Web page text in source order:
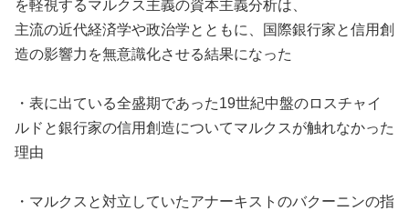
を軽視するマルクス主義の資本主義分析は、
主流の近代経済学や政治学とともに、国際銀行家と信用創
造の影響力を無意識化させる結果になった
・表に出ている全盛期であった19世紀中盤のロスチャイ
ルドと銀行家の信用創造についてマルクスが触れなかった
理由
・マルクスと対立していたアナーキストのバクーニンの指